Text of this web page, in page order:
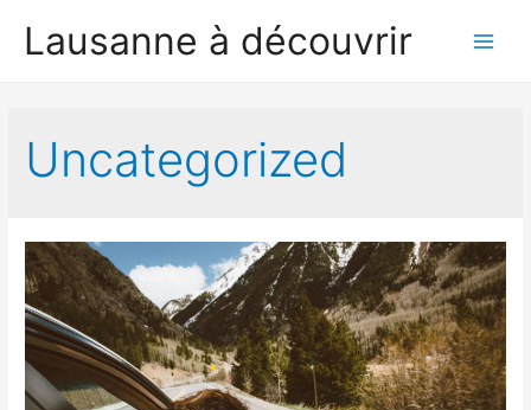
Lausanne à découvrir
Uncategorized